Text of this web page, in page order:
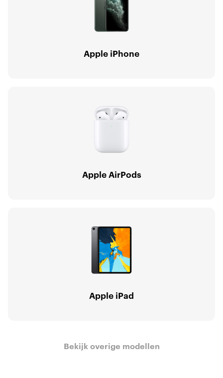
Apple iPhone
Apple AirPods
Apple iPad
Bekijk overige modellen